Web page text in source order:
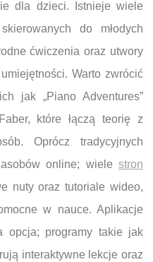
dla dzieci. Istnieje wiele
do młodych
ćwiczenia oraz utwory
Warto zwrócić
jak „Piano Adventures”
które łączą teorię z
Oprócz tradycyjnych
online; wiele stron
nuty oraz tutoriale wideo,
w nauce. Aplikacje
opcja; programy takie jak
interaktywne lekcje oraz